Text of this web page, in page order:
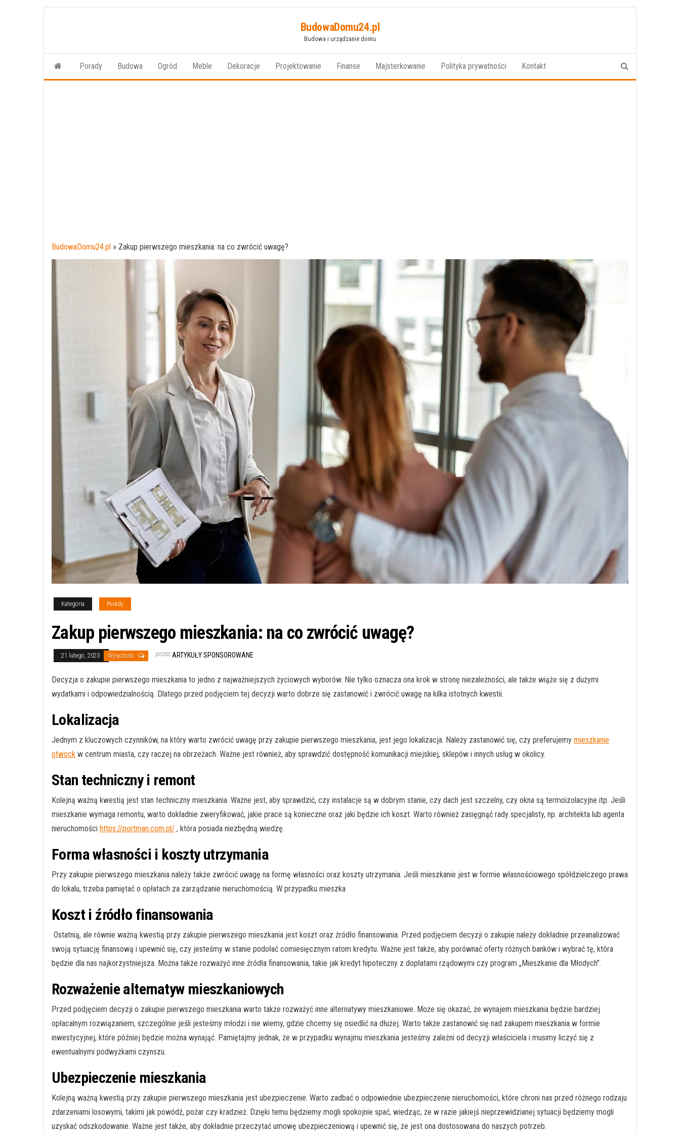
BudowaDomu24.pl
Budowa i urządzanie domu
Porady Budowa Ogród Meble Dekoracje Projektowanie Finanse Majsterkowanie Polityka prywatności Kontakt
BudowaDomu24.pl » Zakup pierwszego mieszkania: na co zwrócić uwagę?
Kategoria Porady
Zakup pierwszego mieszkania: na co zwrócić uwagę?
21 lutego, 2023 Wyłączono przez ARTYKUŁY SPONSOROWANE
Decyzja o zakupie pierwszego mieszkania to jedno z najważniejszych życiowych wyborów. Nie tylko oznacza ona krok w stronę niezależności, ale także wiąże się z dużymi
wydatkami i odpowiedzialnością. Dlatego przed podjęciem tej decyzji warto dobrze się zastanowić i zwrócić uwagę na kilka istotnych kwestii.
Lokalizacja
Jednym z kluczowych czynników, na który warto zwrócić uwagę przy zakupie pierwszego mieszkania, jest jego lokalizacja. Należy zastanowić się, czy preferujemy mieszkanie
otwock w centrum miasta, czy raczej na obrzeżach. Ważne jest również, aby sprawdzić dostępność komunikacji miejskiej, sklepów i innych usług w okolicy.
Stan techniczny i remont
Kolejną ważną kwestią jest stan techniczny mieszkania. Ważne jest, aby sprawdzić, czy instalacje są w dobrym stanie, czy dach jest szczelny, czy okna są termoizolacyjne itp. Jeśli
mieszkanie wymaga remontu, warto dokładnie zweryfikować, jakie prace są konieczne oraz jaki będzie ich koszt. Warto również zasięgnąć rady specjalisty, np. architekta lub agenta
nieruchomości https://portman.com.pl/ , która posiada niezbędną wiedzę.
Forma własności i koszty utrzymania
Przy zakupie pierwszego mieszkania należy także zwrócić uwagę na formę własności oraz koszty utrzymania. Jeśli mieszkanie jest w formie własnościowego spółdzielczego prawa
do lokalu, trzeba pamiętać o opłatach za zarządzanie nieruchomością. W przypadku mieszka
Koszt i źródło finansowania
Ostatnią, ale równie ważną kwestią przy zakupie pierwszego mieszkania jest koszt oraz źródło finansowania. Przed podjęciem decyzji o zakupie należy dokładnie przeanalizować
swoją sytuację finansową i upewnić się, czy jesteśmy w stanie podołać comiesięcznym ratom kredytu. Ważne jest także, aby porównać oferty różnych banków i wybrać tę, która
będzie dla nas najkorzystniejsza. Można także rozważyć inne źródła finansowania, takie jak kredyt hipoteczny z dopłatami rządowymi czy program „Mieszkanie dla Młodych”.
Rozważenie alternatyw mieszkaniowych
Przed podjęciem decyzji o zakupie pierwszego mieszkania warto także rozważyć inne alternatywy mieszkaniowe. Może się okazać, że wynajem mieszkania będzie bardziej
opłacalnym rozwiązaniem, szczególnie jeśli jesteśmy młodzi i nie wiemy, gdzie chcemy się osiedlić na dłużej. Warto także zastanowić się nad zakupem mieszkania w formie
inwestycyjnej, które później będzie można wynająć. Pamiętajmy jednak, że w przypadku wynajmu mieszkania jesteśmy zależni od decyzji właściciela i musimy liczyć się z
ewentualnymi podwyżkami czynszu.
Ubezpieczenie mieszkania
Kolejną ważną kwestią przy zakupie pierwszego mieszkania jest ubezpieczenie. Warto zadbać o odpowiednie ubezpieczenie nieruchomości, które chroni nas przed różnego rodzaju
zdarzeniami losowymi, takimi jak powódź, pożar czy kradzież. Dzięki temu będziemy mogli spokojnie spać, wiedząc, że w razie jakiejś nieprzewidzianej sytuacji będziemy mogli
uzyskać odszkodowanie. Ważne jest także, aby dokładnie przeczytać umowę ubezpieczeniową i upewnić się, że jest ona dostosowana do naszych potrzeb.